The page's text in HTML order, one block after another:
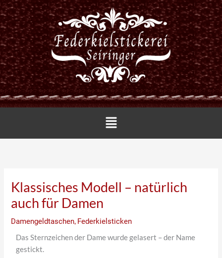
Zum
Inhalt
springen
Menü
Klassisches Modell – natürlich
auch für Damen
Damengeldtaschen, Federkielsticken
Das Sternzeichen der Dame wurde gelasert – der Name
gestickt.